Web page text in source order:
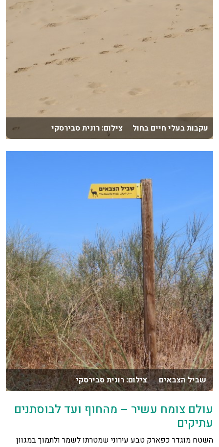
עקבות בעלי חיים בחול צילום: רונית סבירסקי
שביל הצבאים צילום: רונית סבירסקי
עולם צומח עשיר – מהחוף ועד לבוסתנים
עתיקים
השטח מוגדר כפארק טבע עירוני שמטרתו לשמר ולתמוך במגוון